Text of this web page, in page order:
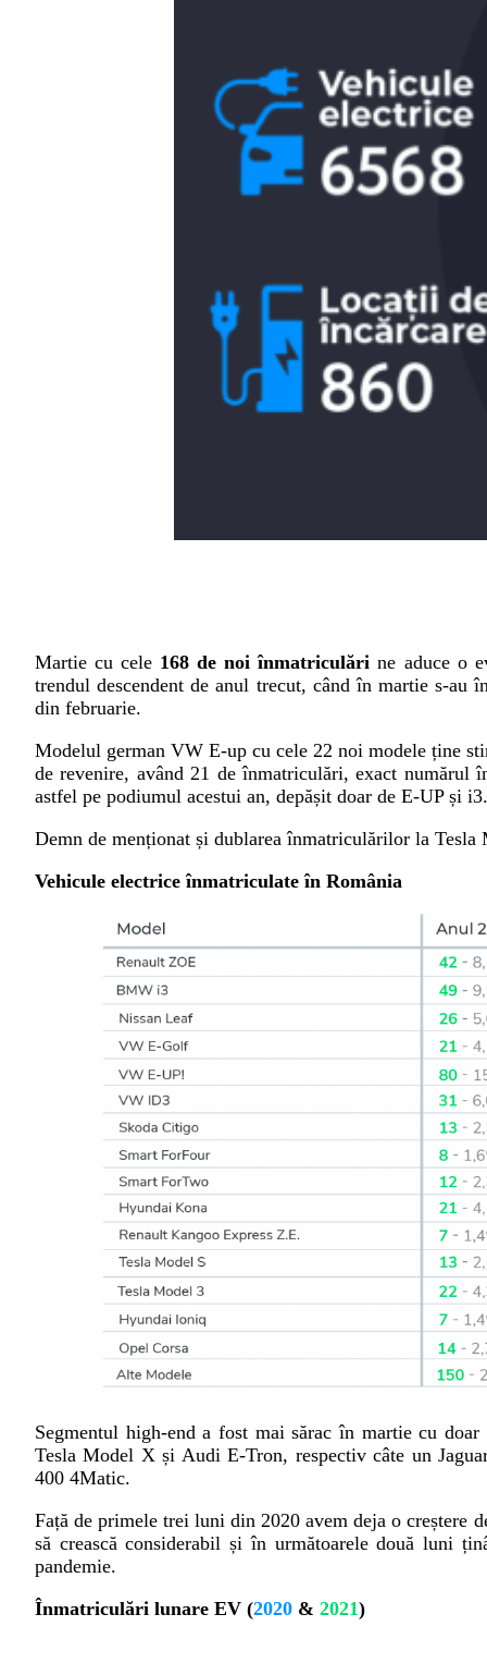
Martie cu cele 168 de noi înmatriculări ne aduce o
trendul descendent de anul trecut, când în martie s-au
din februarie.
Modelul german VW E-up cu cele 22 noi modele ține
de revenire, având 21 de înmatriculări, exact
astfel pe podiumul acestui an, depășit doar de E-UP și i3.
Demn de menționat și dublarea înmatriculărilor la
Vehicule electrice înmatriculate în România
Segmentul high-end a fost mai sărac în martie cu
Tesla Model X și Audi E-Tron, respectiv câte un
400 4Matic.
Față de primele trei luni din 2020 avem deja o creștere
să crească considerabil și în următoarele două luni
pandemie.
Înmatriculări lunare EV (2020 & 2021)